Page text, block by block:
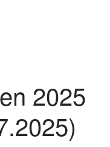
Meisterschaften
SG Wasen
2025